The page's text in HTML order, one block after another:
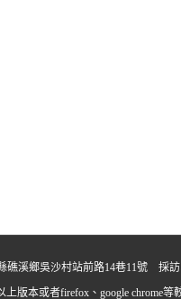
礁溪鄉吳沙村站前路14巷11號 採
上版本或者firefox、google chrome等